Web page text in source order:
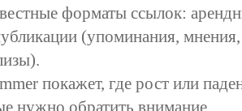
форматы ссылок:
(упоминания,
покажет, где рост или
нужно обратить внимание.